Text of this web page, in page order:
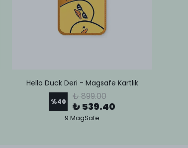
Hello Duck Deri - Magsafe Kartlık
%40 ₺ 899.00
₺ 539.40
9 MagSafe